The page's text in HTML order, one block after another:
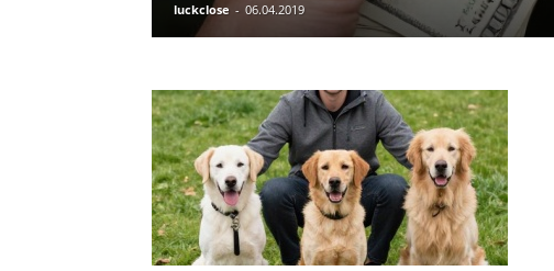
luckclose - 06.04.2019